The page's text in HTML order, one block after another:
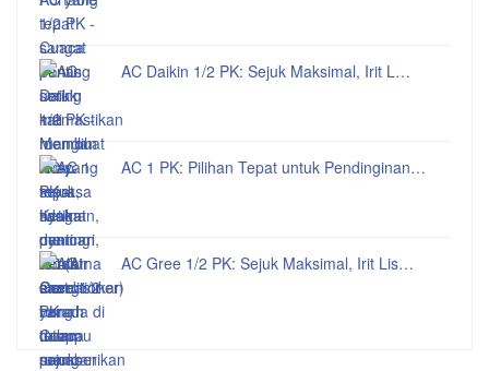
AC Daikin 1/2 PK: Sejuk Maksimal, Irit L…
AC 1 PK: Pilihan Tepat untuk Pendinginan…
AC Gree 1/2 PK: Sejuk Maksimal, Irit Lis…